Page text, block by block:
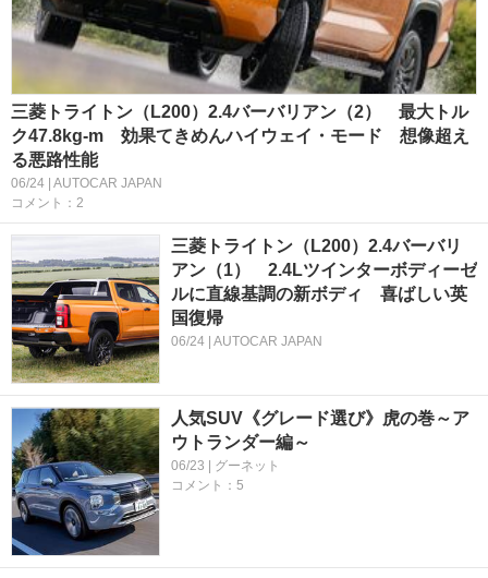
三菱トライトン（L200）2.4バーバリアン（2） 最大トル
ク47.8kg-m 効果てきめんハイウェイ・モード 想像超え
る悪路性能
06/24 | AUTOCAR JAPAN
コメント：2
三菱トライトン（L200）2.4バーバリ
アン（1） 2.4Lツインターボディーゼ
ルに直線基調の新ボディ 喜ばしい英
国復帰
06/24 | AUTOCAR JAPAN
人気SUV《グレード選び》虎の巻～ア
ウトランダー編～
06/23 | グーネット
コメント：5